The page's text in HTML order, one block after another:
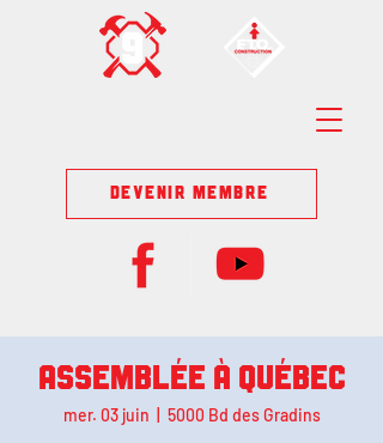
DEVENIR MEMBRE
Assemblée à Québec
mer. 03 juin 5000 Bd des Gradins